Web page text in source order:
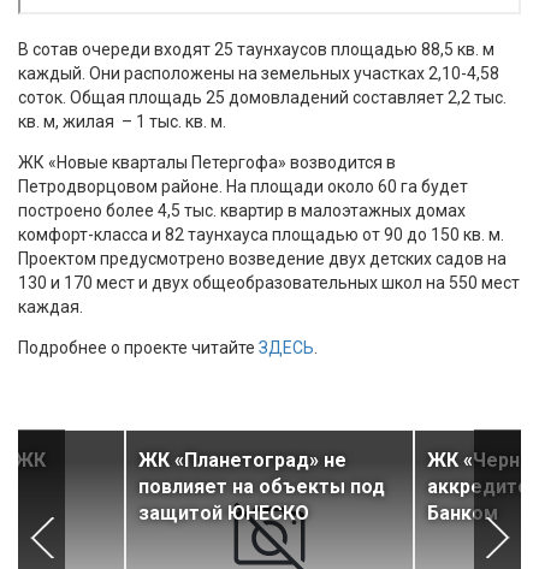
В сотав очереди входят 25 таунхаусов площадью 88,5 кв. м
каждый. Они расположены на земельных участках 2,10-4,58
соток. Общая площадь 25 домовладений составляет 2,2 тыс.
кв. м, жилая – 1 тыс. кв. м.
ЖК «Новые кварталы Петергофа» возводится в
Петродворцовом районе. На площади около 60 га будет
построено более 4,5 тыс. квартир в малоэтажных домах
комфорт-класса и 82 таунхауса площадью от 90 до 150 кв. м.
Проектом предусмотрено возведение двух детских садов на
130 и 170 мест и двух общеобразовательных школ на 550 мест
каждая.
Подробнее о проекте читайте ЗДЕСЬ
ЖК
ЖК «Планетоград» не
повлияет на объекты под
защитой ЮНЕСКО
ЖК
Банком